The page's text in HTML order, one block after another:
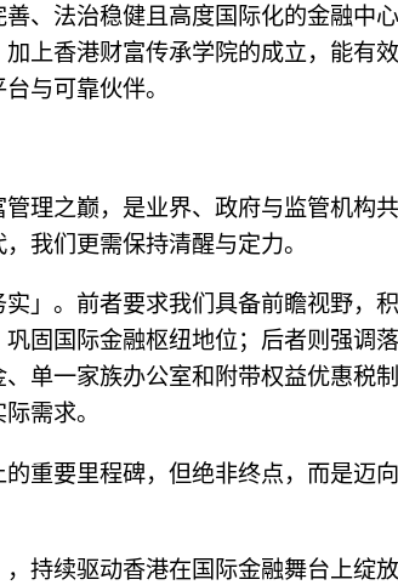
、法治稳健且高度国际化的金融中
上香港财富传承学院的成立，能
与可靠伙伴。
理之巅，是业界、政府与监管机
我们更需保持清醒与定力。
」。前者要求我们具备前瞻视野
固国际金融枢纽地位；后者则强调
单一家族办公室和附带权益优惠税
需求。
重要里程碑，但绝非终点，而是迈
持续驱动香港在国际金融舞台上绽放